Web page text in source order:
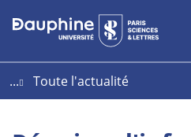
Aller
au
Aller
au
Plan
du
...
Toute l'actualité